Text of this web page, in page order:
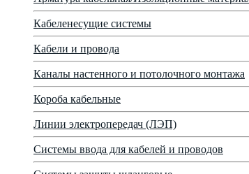
Кабеленесущие системы
Кабели и провода
Каналы настенного и потолочного монтажа
Короба кабельные
Линии электропередач (ЛЭП)
Системы ввода для кабелей и проводов